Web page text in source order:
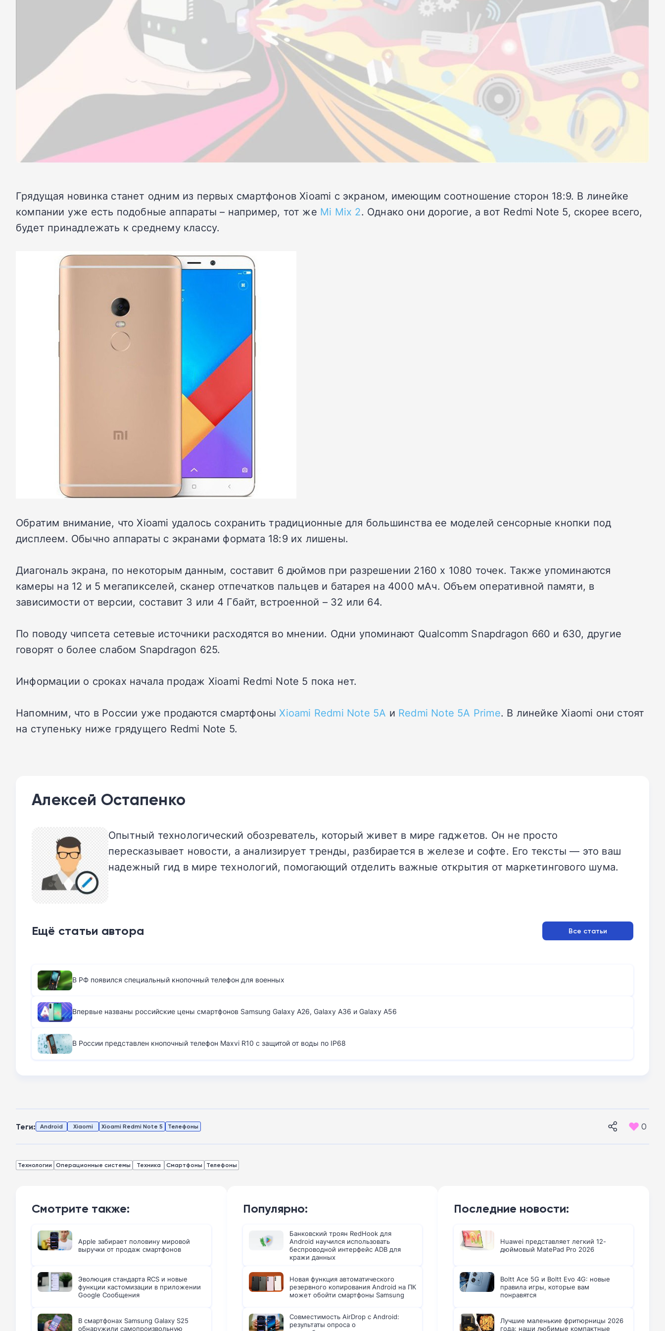
Грядущая новинка станет одним из первых смартфонов Xioami с экраном, имеющим соотношение сторон 18:9. В линейке
компании уже есть подобные аппараты – например, тот же Mi Mix 2. Однако они дорогие, а вот Redmi Note 5, скорее всего,
будет принадлежать к среднему классу.
Обратим внимание, что Xioami удалось сохранить традиционные для большинства ее моделей сенсорные кнопки под
дисплеем. Обычно аппараты с экранами формата 18:9 их лишены.
Диагональ экрана, по некоторым данным, составит 6 дюймов при разрешении 2160 х 1080 точек. Также упоминаются
камеры на 12 и 5 мегапикселей, сканер отпечатков пальцев и батарея на 4000 мАч. Объем оперативной памяти, в
зависимости от версии, составит 3 или 4 Гбайт, встроенной – 32 или 64.
По поводу чипсета сетевые источники расходятся во мнении. Одни упоминают Qualcomm Snapdragon 660 и 630, другие
говорят о более слабом Snapdragon 625.
Информации о сроках начала продаж Xioami Redmi Note 5 пока нет.
Напомним, что в России уже продаются смартфоныXioami Redmi Note 5A и Redmi Note 5A Prime. В линейке Xiaomi они стоят
на ступеньку ниже грядущего Redmi Note 5.
Алексей Остапенко
Опытный технологический обозреватель, который живет в мире гаджетов. Он не просто
пересказывает новости, а анализирует тренды, разбирается в железе и софте. Его тексты — это ваш
надежный гид в мире технологий, помогающий отделить важные открытия от маркетингового шума.
Ещё статьи автора Все статьи
В РФ появился специальный кнопочный телефон для военных
Впервые названы российские цены смартфонов Samsung Galaxy A26, Galaxy A36 и Galaxy A56
В России представлен кнопочный телефон Maxvi R10 с защитой от воды по IP68
Теги: Android Xiaomi Xioami Redmi Note 5 Телефоны 0
Технологии Операционные системы Техника Смартфоны Телефоны
Смотрите также:
Apple забирает половину мировой
выручки от продаж смартфонов
Эволюция стандарта RCS и новые
функции кастомизации в приложении
Google Сообщения
В смартфонах Samsung Galaxy S25
обнаружили самопроизвольную
Популярно:
Банковский троян RedHook для
Android научился использовать
беспроводной интерфейс ADB для
кражи данных
Новая функция автоматического
резервного копирования Android на ПК
может обойти смартфоны Samsung
Совместимость AirDrop с Android:
результаты опроса о
Последние новости:
Huawei представляет легкий 12-
дюймовый MatePad Pro 2026
Boltt Ace 5G и Boltt Evo 4G: новые
правила игры, которые вам
понравятся
Лучшие маленькие фритюрницы 2026
года: наши любимые компактные